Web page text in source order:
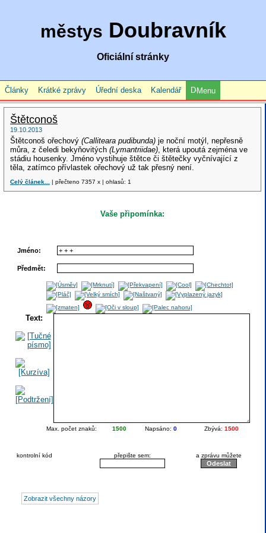
městys Doubravník
Oficiální stránky
Články Krátké zprávy Úřední deska Kalendář Menu
Štětconoš
19.10.2013
Štětconoš ořechový (Calliteara pudibunda) je noční motýl, nepřesně
můra, z čeledi bekyňovitých (Lymantriidae), která upoutá zejména ve
stádiu housenky. Jméno vystihuje štětce či štětečky vyčnívající z
těla, zatímco přívlastek ořechový už tak přesný není.
Celý článek... | přečteno 7357 x | ohlasů: 1
Vaše připomínka:
Jméno:
Předmět:
Text:
Max. počet znaků: 1500 Napsáno: 0 Zbývá: 1500
kontrolní kód přepište sem: a zprávu můžete